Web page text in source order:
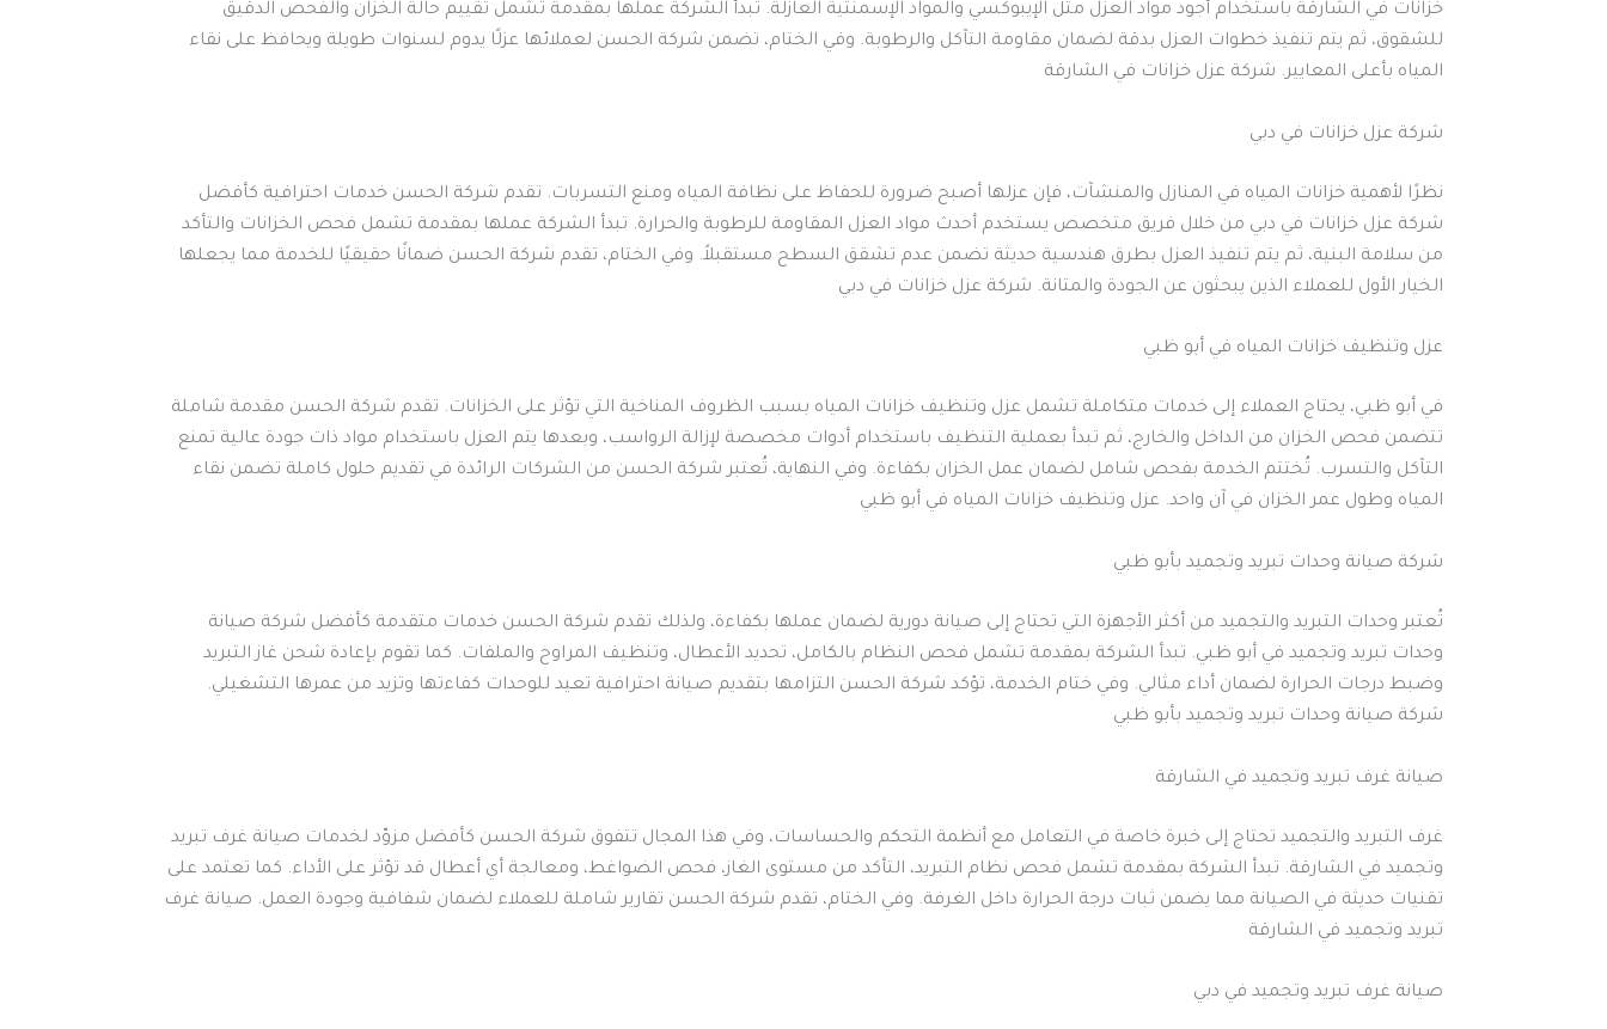
خزانات في الشارقة باستخدام أجود مواد العزل مثل الإيبوكسي والمواد الإسمنتية العازلة. تبدأ الشركة عملها بمقدمة تشمل تقييم حالة الخزان والفحص الدقيق
للشقوق، ثم يتم تنفيذ خطوات العزل بدقة لضمان مقاومة التآكل والرطوبة. وفي الختام، تضمن شركة الحسن لعملائها عزلًا يدوم لسنوات طويلة ويحافظ على نقاء
المياه بأعلى المعايير. شركة عزل خزانات في الشارقة
شركة عزل خزانات في دبي
نظرًا لأهمية خزانات المياه في المنازل والمنشآت، فإن عزلها أصبح ضرورة للحفاظ على نظافة المياه ومنع التسربات. تقدم شركة الحسن خدمات احترافية كأفضل
شركة عزل خزانات في دبي من خلال فريق متخصص يستخدم أحدث مواد العزل المقاومة للرطوبة والحرارة. تبدأ الشركة عملها بمقدمة تشمل فحص الخزانات والتأكد
من سلامة البنية، ثم يتم تنفيذ العزل بطرق هندسية حديثة تضمن عدم تشقق السطح مستقبلاً. وفي الختام، تقدم شركة الحسن ضمانًا حقيقيًا للخدمة مما يجعلها
الخيار الأول للعملاء الذين يبحثون عن الجودة والمتانة. شركة عزل خزانات في دبي
عزل وتنظيف خزانات المياه في أبو ظبي
في أبو ظبي، يحتاج العملاء إلى خدمات متكاملة تشمل عزل وتنظيف خزانات المياه بسبب الظروف المناخية التي تؤثر على الخزانات. تقدم شركة الحسن مقدمة شاملة
تتضمن فحص الخزان من الداخل والخارج، ثم تبدأ بعملية التنظيف باستخدام أدوات مخصصة لإزالة الرواسب، وبعدها يتم العزل باستخدام مواد ذات جودة عالية تمنع
التآكل والتسرب. تُختتم الخدمة بفحص شامل لضمان عمل الخزان بكفاءة. وفي النهاية، تُعتبر شركة الحسن من الشركات الرائدة في تقديم حلول كاملة تضمن نقاء
المياه وطول عمر الخزان في آن واحد. عزل وتنظيف خزانات المياه في أبو ظبي
شركة صيانة وحدات تبريد وتجميد بأبو ظبي
تُعتبر وحدات التبريد والتجميد من أكثر الأجهزة التي تحتاج إلى صيانة دورية لضمان عملها بكفاءة، ولذلك تقدم شركة الحسن خدمات متقدمة كأفضل شركة صيانة
وحدات تبريد وتجميد في أبو ظبي. تبدأ الشركة بمقدمة تشمل فحص النظام بالكامل، تحديد الأعطال، وتنظيف المراوح والملفات. كما تقوم بإعادة شحن غاز التبريد
وضبط درجات الحرارة لضمان أداء مثالي. وفي ختام الخدمة، تؤكد شركة الحسن التزامها بتقديم صيانة احترافية تعيد للوحدات كفاءتها وتزيد من عمرها التشغيلي.
شركة صيانة وحدات تبريد وتجميد بأبو ظبي
صيانة غرف تبريد وتجميد في الشارقة
غرف التبريد والتجميد تحتاج إلى خبرة خاصة في التعامل مع أنظمة التحكم والحساسات، وفي هذا المجال تتفوق شركة الحسن كأفضل مزوّد لخدمات صيانة غرف تبريد
وتجميد في الشارقة. تبدأ الشركة بمقدمة تشمل فحص نظام التبريد، التأكد من مستوى الغاز، فحص الضواغط، ومعالجة أي أعطال قد تؤثر على الأداء. كما تعتمد على
تقنيات حديثة في الصيانة مما يضمن ثبات درجة الحرارة داخل الغرفة. وفي الختام، تقدم شركة الحسن تقارير شاملة للعملاء لضمان شفافية وجودة العمل. صيانة غرف
تبريد وتجميد في الشارقة
صيانة غرف تبريد وتجميد في دبي